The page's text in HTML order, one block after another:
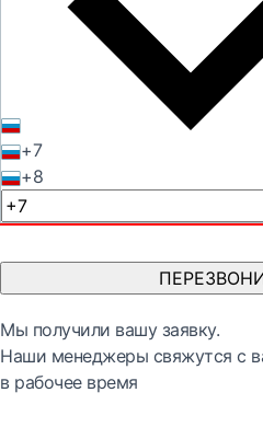
+7
+8
Мы получили вашу заявку.
Наши менеджеры свяжутся с
в рабочее время